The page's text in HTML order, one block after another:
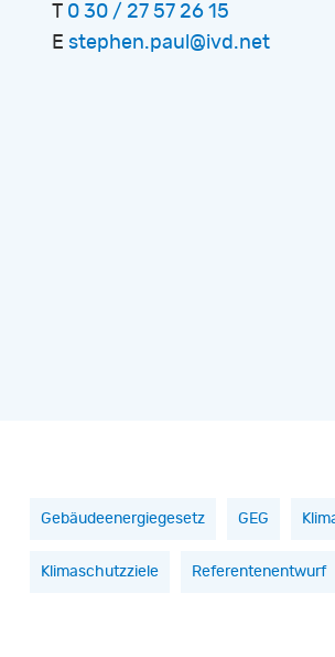
T 0 30 / 27 57 26 15
E stephen.paul@ivd.net
Gebäudeenergiegesetz GEG
Klimaschutzziele Referentenentwurf